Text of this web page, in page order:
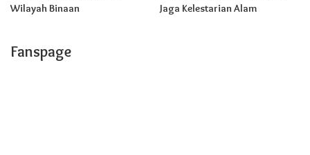
Wilayah Binaan
Jaga Kelestarian Alam
Fanspage